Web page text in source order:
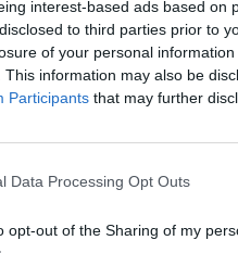
interest-based ads based on
to third parties prior to
of your personal
This information may also be
Participants that may further
Data Processing Opt Outs
opt-out of the Sharing of my
το Culturenow.gr